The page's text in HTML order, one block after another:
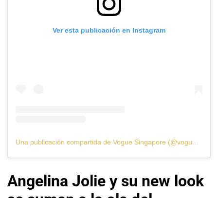
Ver esta publicación en Instagram
Una publicación compartida de Vogue Singapore (@voguesingapore)
Angelina Jolie y su new look